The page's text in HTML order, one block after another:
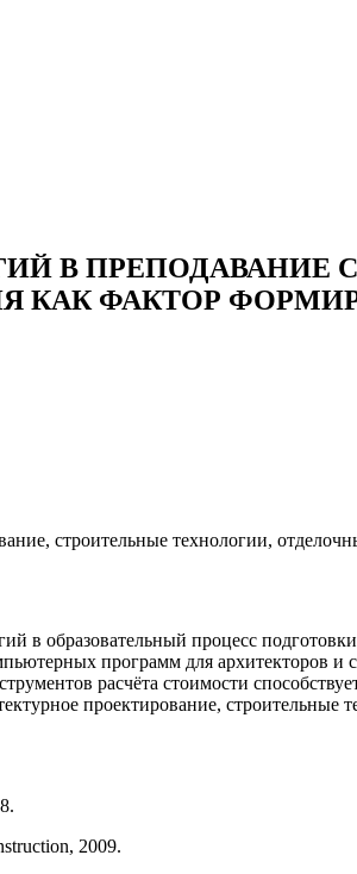
В ПРЕПОДАВАНИЕ
КАК ФАКТОР
строительные технологии,
в образовательный процесс
программ для архитекторов и
расчёта стоимости
проектирование, строительные
2009.